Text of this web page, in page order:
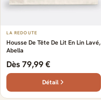
LA REDOUTE
Housse De Tête De Lit En Lin Lavé,
Abella
Dès 79,99 €
Détail